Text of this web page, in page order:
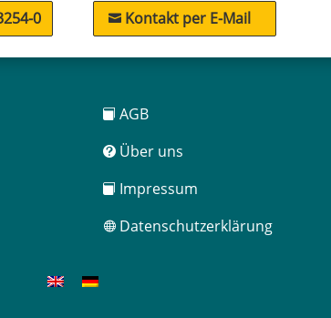
0  Kontakt per E-Mail
 AGB
 Über uns
 Impressum
 Datenschutzerklärung